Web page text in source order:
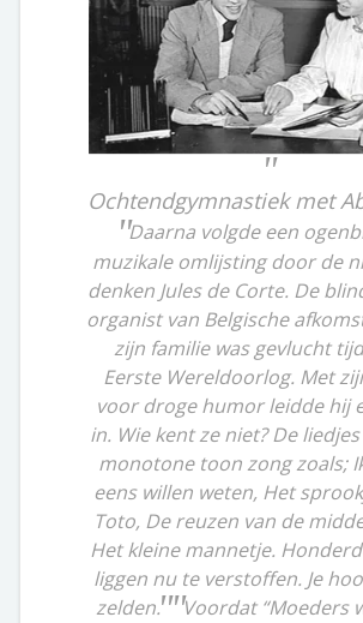
Ochtendgymnastiek met
Daarna volgde een
muzikale omlijsting door de
denken Jules de Corte. De
organist van Belgische
zijn familie was gevlucht
Eerste Wereldoorlog. Met
voor droge humor leidde hij
in. Wie kent ze niet? De
monotone toon zong zoals;
eens willen weten, Het
Toto, De reuzen van de
Het kleine mannetje.
liggen nu te verstoffen. Je
zelden.
Voordat “Moeders